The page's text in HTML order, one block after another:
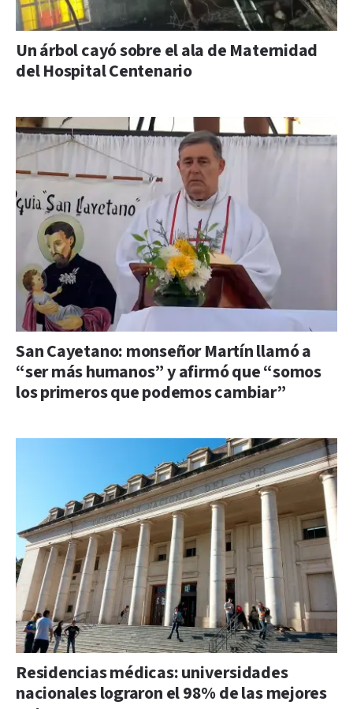
Un árbol cayó sobre el ala de Maternidad
del Hospital Centenario
San Cayetano: monseñor Martín llamó a
“ser más humanos” y afirmó que “somos
los primeros que podemos cambiar”
Residencias médicas: universidades
nacionales lograron el 98% de las mejores